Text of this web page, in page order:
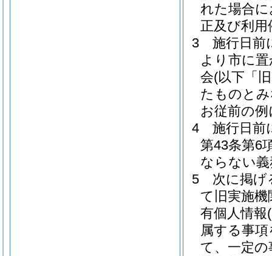
れた場合
正及び利
3
施行日前
より市に
会(以下「
たものと
お従前の
4
施行日前
第43条第6
ならない
5
次に掲げ
て旧実施
有個人情報
属する事
て、一定